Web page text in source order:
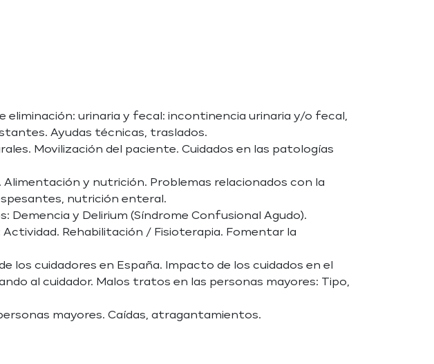
eliminación: urinaria y fecal: incontinencia urinaria y/o fecal,
Ayudas técnicas, traslados.
Movilización del paciente. Cuidados en las patologías
Alimentación y nutrición. Problemas relacionados con la
nutrición enteral.
y Delirium (Síndrome Confusional Agudo).
Rehabilitación / Fisioterapia. Fomentar la
los cuidadores en España. Impacto de los cuidados en el
al cuidador. Malos tratos en las personas mayores: Tipo,
mayores. Caídas, atragantamientos.